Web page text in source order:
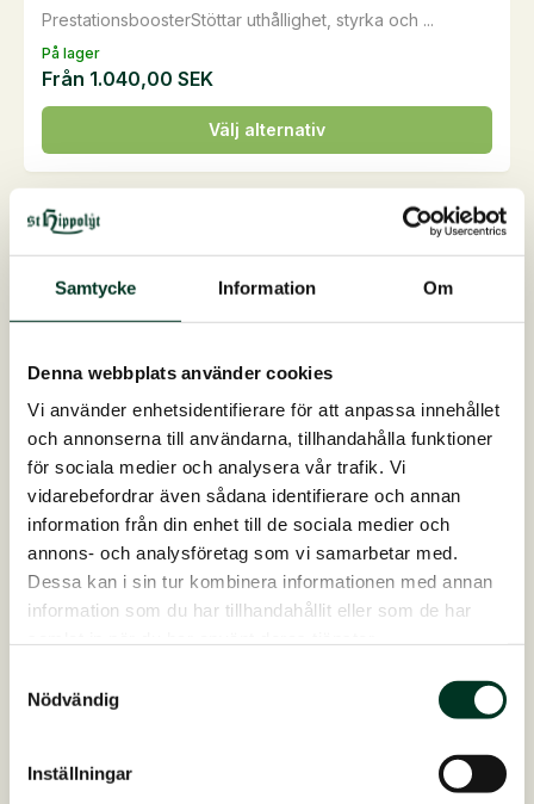
Samtycke Information Om
Denna webbplats använder cookies
Vi använder enhetsidentifierare för att anpassa innehållet
och annonserna till användarna, tillhandahålla funktioner
för sociala medier och analysera vår trafik. Vi
vidarebefordrar även sådana identifierare och annan
information från din enhet till de sociala medier och
annons- och analysföretag som vi samarbetar med.
Dessa kan i sin tur kombinera informationen med annan
information som du har tillhandahållit eller som de har
Nödvändig
Inställningar
På lager
PrestationsboosterStöttar uthållighet, styrka och ...
Från 1.040,00 SEK
Välj alternativ
Den
här
produkten
har
flera
De
olika
kan
väljas
på
produktsidan
För bra matsmältningLevande jästkulturer för att f...
495,00SEK